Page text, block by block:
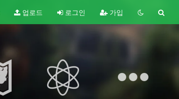
업로드 로그인 가입